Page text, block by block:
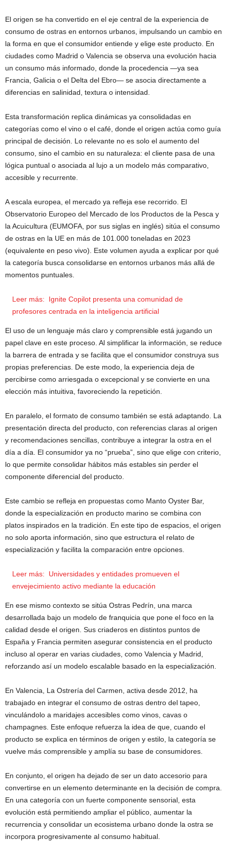
El origen se ha convertido en el eje central de la experiencia de
consumo de ostras en entornos urbanos, impulsando un cambio en
la forma en que el consumidor entiende y elige este producto. En
ciudades como Madrid o Valencia se observa una evolución hacia
un consumo más informado, donde la procedencia —ya sea
Francia, Galicia o el Delta del Ebro— se asocia directamente a
diferencias en salinidad, textura o intensidad.
Esta transformación replica dinámicas ya consolidadas en
categorías como el vino o el café, donde el origen actúa como guía
principal de decisión. Lo relevante no es solo el aumento del
consumo, sino el cambio en su naturaleza: el cliente pasa de una
lógica puntual o asociada al lujo a un modelo más comparativo,
accesible y recurrente.
A escala europea, el mercado ya refleja ese recorrido. El
Observatorio Europeo del Mercado de los Productos de la Pesca y
la Acuicultura (EUMOFA, por sus siglas en inglés) sitúa el consumo
de ostras en la UE en más de 101.000 toneladas en 2023
(equivalente en peso vivo). Este volumen ayuda a explicar por qué
la categoría busca consolidarse en entornos urbanos más allá de
momentos puntuales.
Leer más:
Ignite Copilot presenta una comunidad de
profesores centrada en la inteligencia artificial
El uso de un lenguaje más claro y comprensible está jugando un
papel clave en este proceso. Al simplificar la información, se reduce
la barrera de entrada y se facilita que el consumidor construya sus
propias preferencias. De este modo, la experiencia deja de
percibirse como arriesgada o excepcional y se convierte en una
elección más intuitiva, favoreciendo la repetición.
En paralelo, el formato de consumo también se está adaptando. La
presentación directa del producto, con referencias claras al origen
y recomendaciones sencillas, contribuye a integrar la ostra en el
día a día. El consumidor ya no “prueba”, sino que elige con criterio,
lo que permite consolidar hábitos más estables sin perder el
componente diferencial del producto.
Este cambio se refleja en propuestas como Manto Oyster Bar,
donde la especialización en producto marino se combina con
platos inspirados en la tradición. En este tipo de espacios, el origen
no solo aporta información, sino que estructura el relato de
especialización y facilita la comparación entre opciones.
Leer más:
Universidades y entidades promueven el
envejecimiento activo mediante la educación
En ese mismo contexto se sitúa Ostras Pedrín, una marca
desarrollada bajo un modelo de franquicia que pone el foco en la
calidad desde el origen. Sus criaderos en distintos puntos de
España y Francia permiten asegurar consistencia en el producto
incluso al operar en varias ciudades, como Valencia y Madrid,
reforzando así un modelo escalable basado en la especialización.
En Valencia, La Ostrería del Carmen, activa desde 2012, ha
trabajado en integrar el consumo de ostras dentro del tapeo,
vinculándolo a maridajes accesibles como vinos, cavas o
champagnes. Este enfoque refuerza la idea de que, cuando el
producto se explica en términos de origen y estilo, la categoría se
vuelve más comprensible y amplía su base de consumidores.
En conjunto, el origen ha dejado de ser un dato accesorio para
convertirse en un elemento determinante en la decisión de compra.
En una categoría con un fuerte componente sensorial, esta
evolución está permitiendo ampliar el público, aumentar la
recurrencia y consolidar un ecosistema urbano donde la ostra se
incorpora progresivamente al consumo habitual.